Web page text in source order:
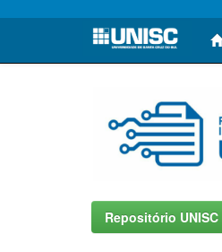
Skip
Repositório UNISC